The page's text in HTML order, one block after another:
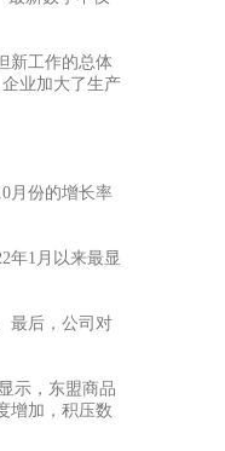
新工作的总体
业加大了生产
月份的增长率
年1月以来最显
最后，公司对
示，东盟商品
增加，积压数